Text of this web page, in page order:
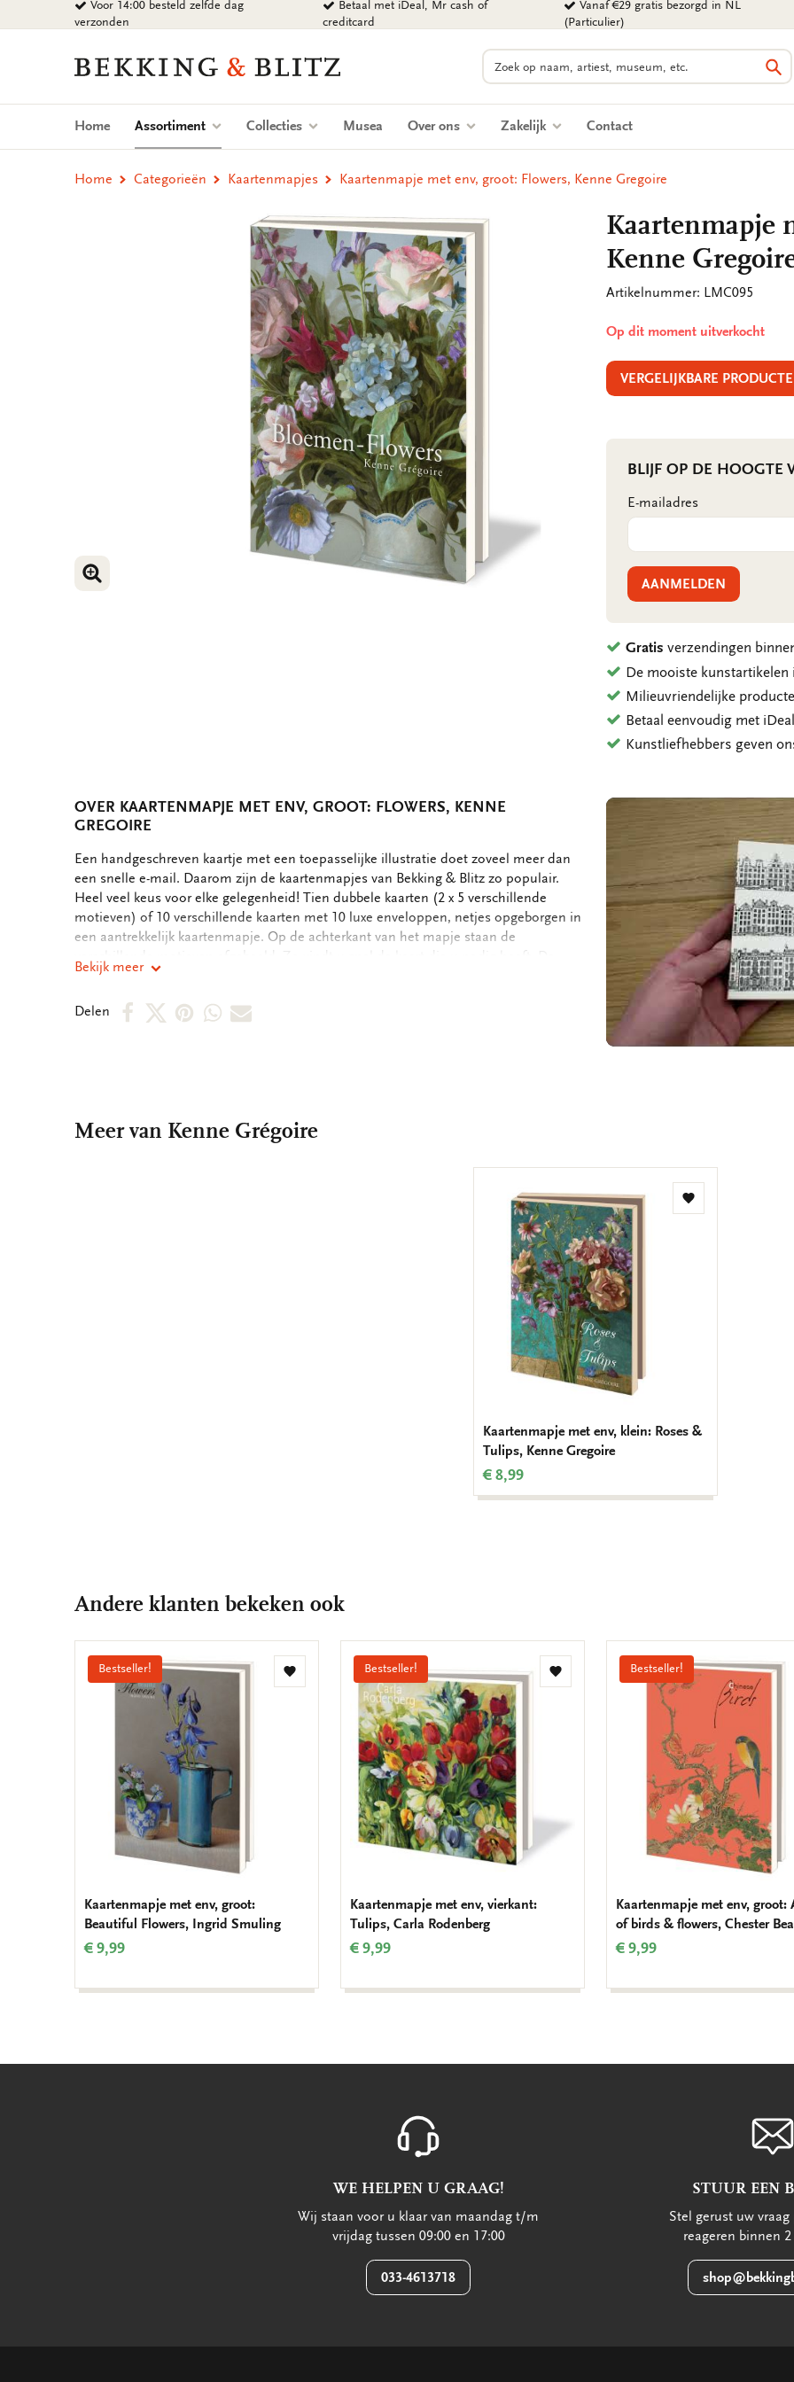
naar
Voor 14:00 besteld zelfde dag
verzonden
Betaal met iDeal, Mr cash of
creditcard
Vanaf €29 gratis bezorgd in NL
(Particulier)
Bekking
Blitz
Uitgevers
Zoeken
Home Assortiment (current)Collecties Musea Over ons Zakelijk Contact
Home Categorieën Kaartenmapjes Kaartenmapje met env, groot: Flowers, Kenne Gregoire
VERGROOT AFBEELDING
Kaartenmapje
Kenne
Artikelnummer: LMC095
Op dit moment uitverkocht
VERGELIJKBARE
BLIJF OP DE HOOGTE
E-mailadres
AANMELDEN
Gratis verzendingen
De mooiste kunstartikelen
Milieuvriendelijke
Betaal eenvoudig met
Kunstliefhebbers geven
OVER KAARTENMAPJE MET ENV, GROOT: FLOWERS, KENNE
GREGOIRE
OMSCHRIJVING
Een handgeschreven kaartje met een toepasselijke illustratie doet zoveel meer dan
een snelle e-mail. Daarom zijn de kaartenmapjes van Bekking & Blitz zo populair.
Heel veel keus voor elke gelegenheid! Tien dubbele kaarten (2 x 5 verschillende
motieven) of 10 verschillende kaarten met 10 luxe enveloppen, netjes opgeborgen in
een aantrekkelijk kaartenmapje. Op de achterkant van het mapje staan de
verschillende motieven afgebeeld. Zo vindt u snel de kaart die u nodig heeft. De
binnenkant van de dubbele kaarten zijn blanco. Alle ruimte dus voor uw persoonlijke
motieven - 240 grms off white papier - Totale gewicht 175 gram
Bekijk meer
Delen
DeelDeelDeelDeelDeel
Meer van Kenne Grégoire
Toevoegen
Kaartenmapje met env, klein: Roses &
Tulips, Kenne Gregoire
€ 8,99
Andere klanten bekeken ook
Bestseller!
Toevoegen
Kaartenmapje met env, groot:
Beautiful Flowers, Ingrid Smuling
€ 9,99
Bestseller!
Toevoegen
Kaartenmapje met env, vierkant:
Tulips, Carla Rodenberg
€ 9,99
Bestseller!
Kaartenmapje met env, groot:
of birds & flowers, Chester
€ 9,99
WE HELPEN U GRAAG!
Wij staan voor u klaar van maandag t/m
vrijdag tussen 09:00 en 17:00
033-4613718
STUUR EEN
Stel gerust uw
reageren binnen